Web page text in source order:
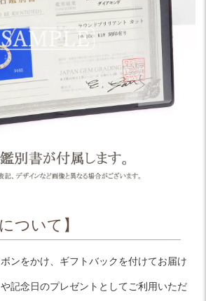
ついて】
ンをかけ、ギフトバックを付けてお届け
記念日のプレゼントとしてご利用いただ